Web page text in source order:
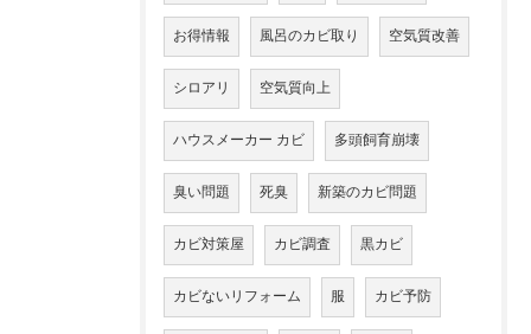
お得情報 風呂のカビ取り 空気質改善
シロアリ 空気質向上
ハウスメーカー カビ 多頭飼育崩壊
臭い問題 死臭 新築のカビ問題
カビ対策屋 カビ調査 黒カビ
カビないリフォーム 服 カビ予防